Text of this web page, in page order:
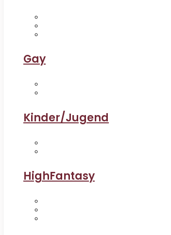
Gay
Kinder/Jugend
HighFantasy